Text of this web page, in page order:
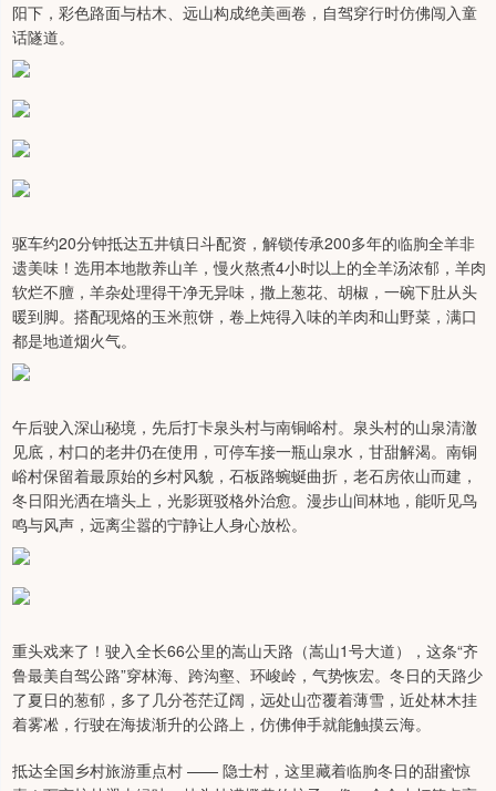
阳下，彩色路面与枯木、远山构成绝美画卷，自驾穿行时仿佛闯入童
话隧道。
驱车约20分钟抵达五井镇日斗配资，解锁传承200多年的临朐全羊非
遗美味！选用本地散养山羊，慢火熬煮4小时以上的全羊汤浓郁，羊肉
软烂不膻，羊杂处理得干净无异味，撒上葱花、胡椒，一碗下肚从头
暖到脚。搭配现烙的玉米煎饼，卷上炖得入味的羊肉和山野菜，满口
都是地道烟火气。
午后驶入深山秘境，先后打卡泉头村与南铜峪村。泉头村的山泉清澈
见底，村口的老井仍在使用，可停车接一瓶山泉水，甘甜解渴。南铜
峪村保留着最原始的乡村风貌，石板路蜿蜒曲折，老石房依山而建，
冬日阳光洒在墙头上，光影斑驳格外治愈。漫步山间林地，能听见鸟
鸣与风声，远离尘嚣的宁静让人身心放松。
重头戏来了！驶入全长66公里的嵩山天路（嵩山1号大道），这条“齐
鲁最美自驾公路”穿林海、跨沟壑、环峻岭，气势恢宏。冬日的天路少
了夏日的葱郁，多了几分苍茫辽阔，远处山峦覆着薄雪，近处林木挂
着雾凇，行驶在海拔渐升的公路上，仿佛伸手就能触摸云海。
抵达全国乡村旅游重点村 —— 隐士村，这里藏着临朐冬日的甜蜜惊